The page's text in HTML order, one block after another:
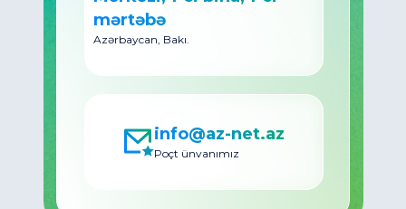
mərtəbə
Azərbaycan, Bakı.
info@az-net.az
Poçt ünvanımız